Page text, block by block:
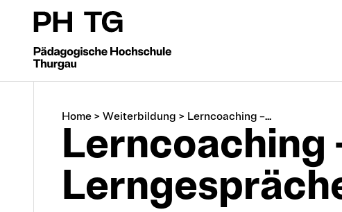
Home > Weiterbildung > Lerncoaching –...
Lerncoaching